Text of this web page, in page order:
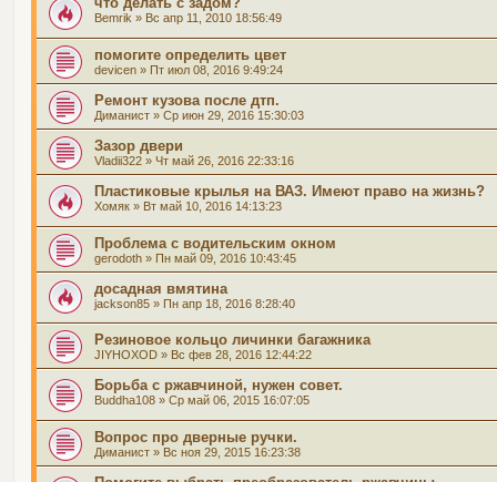
Bemrik » Вс апр 11, 2010 18:56:49
помогите определить цвет
devicen » Пт июл 08, 2016 9:49:24
Ремонт кузова после дтп.
Диманист » Ср июн 29, 2016 15:30:03
Зазор двери
Vladii322 » Чт май 26, 2016 22:33:16
Пластиковые крылья на ВАЗ. Имеют право на жизнь?
Хомяк » Вт май 10, 2016 14:13:23
Проблема с водительским окном
gerodoth » Пн май 09, 2016 10:43:45
досадная вмятина
jackson85 » Пн апр 18, 2016 8:28:40
Резиновое кольцо личинки багажника
JIYHOXOD » Вс фев 28, 2016 12:44:22
Борьба с ржавчиной, нужен совет.
Buddha108 » Ср май 06, 2015 16:07:05
Вопрос про дверные ручки.
Диманист » Вс ноя 29, 2015 16:23:38